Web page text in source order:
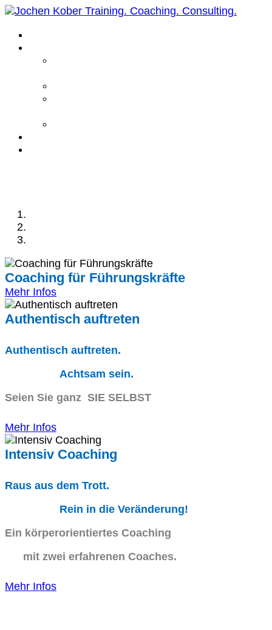
Coaching für Führungskräfte
Mehr Infos
Authentisch auftreten
Authentisch auftreten.
Achtsam sein.
Seien Sie ganz SIE SELBST
Mehr Infos
Intensiv Coaching
Raus aus dem Trott.
Rein in die Veränderung!
Ein körperorientiertes Coaching
mit zwei erfahrenen Coaches.
Mehr Infos